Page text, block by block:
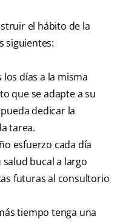
el hábito de la
siguientes:
días a la misma
que se adapte a su
dedicar la
tarea.
esfuerzo cada día
bucal a largo
futuras al consultorio
tiempo tenga una